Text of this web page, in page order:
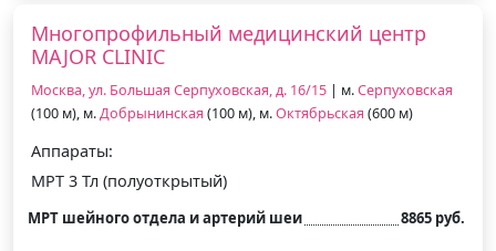
Многопрофильный медицинский центр
MAJOR CLINIC
Москва, ул. Большая Серпуховская, д. 16/15 | м.Серпуховская
(100 м), м.Добрынинская (100 м), м.Октябрьская (600 м)
Аппараты:
МРТ 3 Тл (полуоткрытый)
МРТ шейного отдела и артерий шеи 8865 руб.